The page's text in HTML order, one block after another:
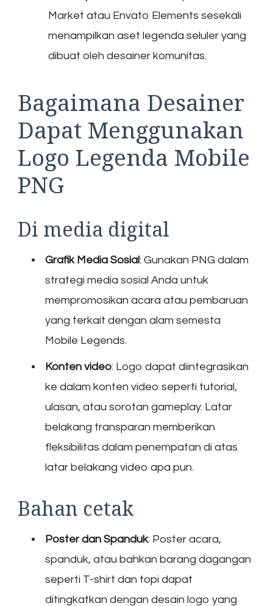
Market atau Envato Elements sesekali
menampilkan aset legenda seluler yang
dibuat oleh desainer komunitas.
Bagaimana Desainer
Dapat Menggunakan
Logo Legenda Mobile
PNG
Di media digital
Grafik Media Sosial: Gunakan PNG dalam
strategi media sosial Anda untuk
mempromosikan acara atau pembaruan
yang terkait dengan alam semesta
Mobile Legends.
Konten video: Logo dapat diintegrasikan
ke dalam konten video seperti tutorial,
ulasan, atau sorotan gameplay. Latar
belakang transparan memberikan
fleksibilitas dalam penempatan di atas
latar belakang video apa pun.
Bahan cetak
Poster dan Spanduk: Poster acara,
spanduk, atau bahkan barang dagangan
seperti T-shirt dan topi dapat
ditingkatkan dengan desain logo yang